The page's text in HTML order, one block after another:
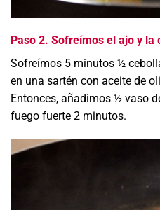
Paso 2. Sofreímos el ajo y la
Sofreímos 5 minutos ½
en una sartén con aceite de
Entonces, añadimos ½ vaso
fuego fuerte 2 minutos.